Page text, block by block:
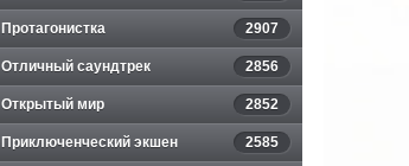
Протагонистка 2907
Отличный саундтрек 2856
Открытый мир 2852
Приключенческий экшен 2585